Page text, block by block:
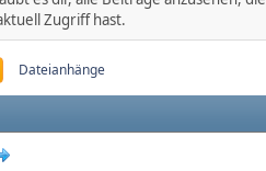
Zugriff hast.
Dateianhänge